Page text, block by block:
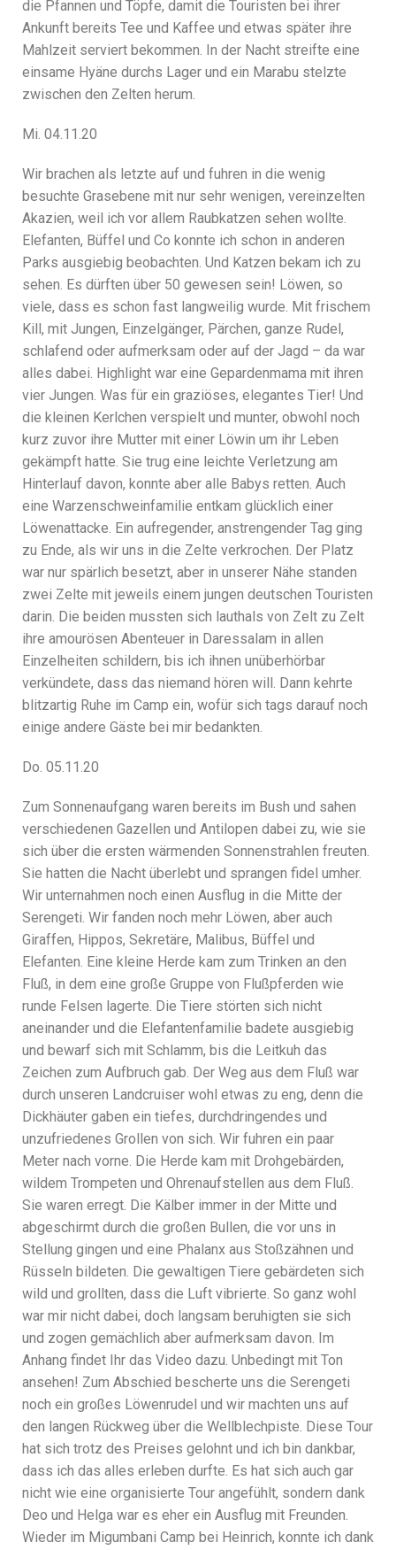
die Pfannen und Töpfe, damit die Touristen bei ihrer
Ankunft bereits Tee und Kaffee und etwas später ihre
Mahlzeit serviert bekommen. In der Nacht streifte eine
einsame Hyäne durchs Lager und ein Marabu stelzte
zwischen den Zelten herum.
Mi. 04.11.20
Wir brachen als letzte auf und fuhren in die wenig
besuchte Grasebene mit nur sehr wenigen, vereinzelten
Akazien, weil ich vor allem Raubkatzen sehen wollte.
Elefanten, Büffel und Co konnte ich schon in anderen
Parks ausgiebig beobachten. Und Katzen bekam ich zu
sehen. Es dürften über 50 gewesen sein! Löwen, so
viele, dass es schon fast langweilig wurde. Mit frischem
Kill, mit Jungen, Einzelgänger, Pärchen, ganze Rudel,
schlafend oder aufmerksam oder auf der Jagd – da war
alles dabei. Highlight war eine Gepardenmama mit ihren
vier Jungen. Was für ein graziöses, elegantes Tier! Und
die kleinen Kerlchen verspielt und munter, obwohl noch
kurz zuvor ihre Mutter mit einer Löwin um ihr Leben
gekämpft hatte. Sie trug eine leichte Verletzung am
Hinterlauf davon, konnte aber alle Babys retten. Auch
eine Warzenschweinfamilie entkam glücklich einer
Löwenattacke. Ein aufregender, anstrengender Tag ging
zu Ende, als wir uns in die Zelte verkrochen. Der Platz
war nur spärlich besetzt, aber in unserer Nähe standen
zwei Zelte mit jeweils einem jungen deutschen Touristen
darin. Die beiden mussten sich lauthals von Zelt zu Zelt
ihre amourösen Abenteuer in Daressalam in allen
Einzelheiten schildern, bis ich ihnen unüberhörbar
verkündete, dass das niemand hören will. Dann kehrte
blitzartig Ruhe im Camp ein, wofür sich tags darauf noch
einige andere Gäste bei mir bedankten.
Do. 05.11.20
Zum Sonnenaufgang waren bereits im Bush und sahen
verschiedenen Gazellen und Antilopen dabei zu, wie sie
sich über die ersten wärmenden Sonnenstrahlen freuten.
Sie hatten die Nacht überlebt und sprangen fidel umher.
Wir unternahmen noch einen Ausflug in die Mitte der
Serengeti. Wir fanden noch mehr Löwen, aber auch
Giraffen, Hippos, Sekretäre, Malibus, Büffel und
Elefanten. Eine kleine Herde kam zum Trinken an den
Fluß, in dem eine große Gruppe von Flußpferden wie
runde Felsen lagerte. Die Tiere störten sich nicht
aneinander und die Elefantenfamilie badete ausgiebig
und bewarf sich mit Schlamm, bis die Leitkuh das
Zeichen zum Aufbruch gab. Der Weg aus dem Fluß war
durch unseren Landcruiser wohl etwas zu eng, denn die
Dickhäuter gaben ein tiefes, durchdringendes und
unzufriedenes Grollen von sich. Wir fuhren ein paar
Meter nach vorne. Die Herde kam mit Drohgebärden,
wildem Trompeten und Ohrenaufstellen aus dem Fluß.
Sie waren erregt. Die Kälber immer in der Mitte und
abgeschirmt durch die großen Bullen, die vor uns in
Stellung gingen und eine Phalanx aus Stoßzähnen und
Rüsseln bildeten. Die gewaltigen Tiere gebärdeten sich
wild und grollten, dass die Luft vibrierte. So ganz wohl
war mir nicht dabei, doch langsam beruhigten sie sich
und zogen gemächlich aber aufmerksam davon. Im
Anhang findet Ihr das Video dazu. Unbedingt mit Ton
ansehen! Zum Abschied bescherte uns die Serengeti
noch ein großes Löwenrudel und wir machten uns auf
den langen Rückweg über die Wellblechpiste. Diese Tour
hat sich trotz des Preises gelohnt und ich bin dankbar,
dass ich das alles erleben durfte. Es hat sich auch gar
nicht wie eine organisierte Tour angefühlt, sondern dank
Deo und Helga war es eher ein Ausflug mit Freunden.
Wieder im Migumbani Camp bei Heinrich, konnte ich dank